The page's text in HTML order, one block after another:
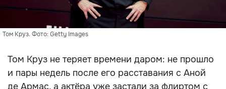
Том Круз. Фото: Getty Images
Том Круз не теряет времени даром: не прошло
и пары недель после его расставания с Аной
де Армас, а актёра уже застали за флиртом с